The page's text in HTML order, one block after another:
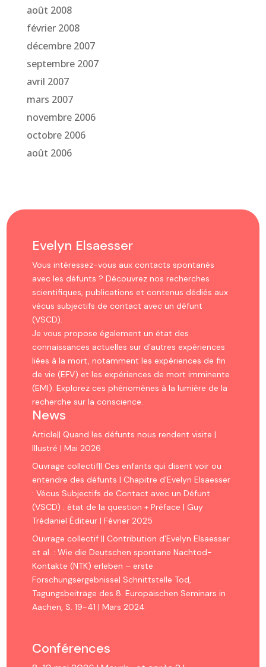
août 2008
février 2008
décembre 2007
septembre 2007
avril 2007
mars 2007
novembre 2006
octobre 2006
août 2006
Evelyn Elsaesser
Vous intéressez-vous aux contacts spontanés
avec les défunts ? Découvrez nos recherches
scientifiques, publications et contenus dédiés aux
vécus subjectifs de contact avec un défunt
(VSCD).
Je vous propose également un état des
connaissances actuelles sur d’autres expériences
liées à la mort, notamment les expériences de fin
de vie (EFV) et les expériences de mort imminente
(EMI). Explorez ces phénomènes à la lumière de la
recherche sur la conscience.
News
Article|| Quand les défunts nous rendent visite |
Illustré | Mai 2026
Ouvrage collectif|| Ces enfants qui disent voir ou
entendre des défunts | Chapitre d’Evelyn Elsaesser
: Vécus Subjectifs de Contact avec un Défunt
(VSCD) : état de la question + Préface | Guy
Trédaniel Éditeur | Février 2025
Ouvrage collectif || Contribution d’Evelyn Elsaesser
et al. : Wie die Deutschen spontane Nachtod-
Kontakte (NTK) erleben – erste
Forschungsergebnisse| Schnittstelle Tod,
Tagungsbeiträge des 8. Europäischen Seminars in
Aachen, S. 19-41 | Mars 2024
Conférences